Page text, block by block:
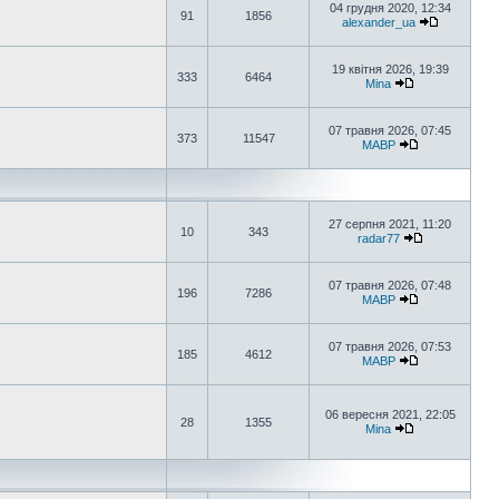
91 1856
04 грудня 2020, 12:34
alexander_ua
333 6464
19 квітня 2026, 19:39
Mina
373 11547
07 травня 2026, 07:45
MABP
10 343
27 серпня 2021, 11:20
radar77
196 7286
07 травня 2026, 07:48
MABP
185 4612
07 травня 2026, 07:53
MABP
28 1355
06 вересня 2021, 22:05
Mina